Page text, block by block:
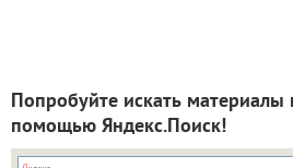
Попробуйте искать материалы
помощью Яндекс.Поиск!